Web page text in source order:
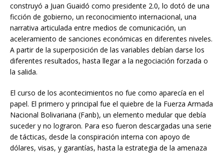
construyó a Juan Guaidó como presidente 2.0, lo dotó de una
ficción de gobierno, un reconocimiento internacional, una
narrativa articulada entre medios de comunicación, un
aceleramiento de sanciones económicas en diferentes niveles.
A partir de la superposición de las variables debían darse los
diferentes resultados, hasta llegar a la negociación forzada o
la salida.
El curso de los acontecimientos no fue como aparecía en el
papel. El primero y principal fue el quiebre de la Fuerza Armada
Nacional Bolivariana (Fanb), un elemento medular que debía
suceder y no lograron. Para eso fueron descargadas una serie
de tácticas, desde la conspiración interna con apoyo de
dólares, visas, y garantías, hasta la estrategia de la amenaza